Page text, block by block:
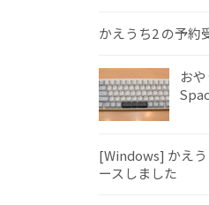
かえうち2 の予約
お
[Windows] かえう
ースしました